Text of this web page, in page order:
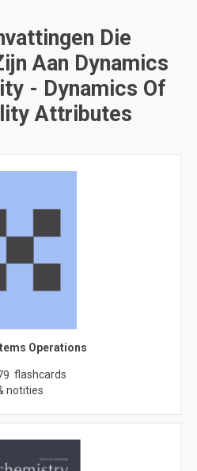
Die
Aan Dynamics
- Dynamics Of
Attributes
Operations
flashcards
notities